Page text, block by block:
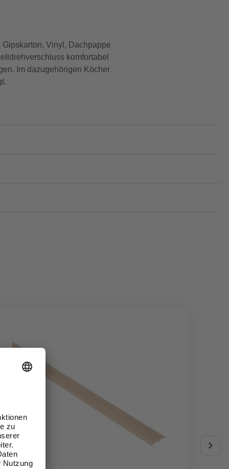
Vinyl, Dachpappe
komfortabel
Im dazugehörigen Köcher